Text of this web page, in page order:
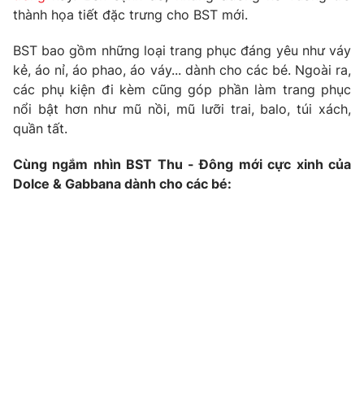
Hậu trường
Nhân vật
Khán giả
Giải sao mai
Giải trí
Âm nhạc
Sao
Đời sống
Du lịch
Làm đẹp
Giáo dục
Tuyển sinh
Học trực tuyến
Hitech Công nghệ tương lai
Giao lưu trực tuyến
thành họa tiết đặc trưng cho BST mới.
BST bao gồm những loại trang phục đáng yêu như váy
kẻ, áo nỉ, áo phao, áo váy... dành cho các bé. Ngoài ra,
các phụ kiện đi kèm cũng góp phần làm trang phục
nổi bật hơn như mũ nồi, mũ lưỡi trai, balo, túi xách,
quần tất.
Cùng ngắm nhìn BST Thu - Đông mới cực xinh của
Dolce & Gabbana dành cho các bé: